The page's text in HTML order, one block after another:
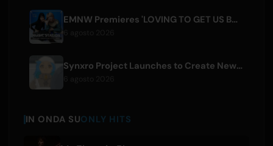
EMNW Premieres 'LOVING TO GET US BY' Music Video on August 7
Synxro Project Launches to Create New IP from Fictional Anime Openings
IN ONDA SUONLY HITS